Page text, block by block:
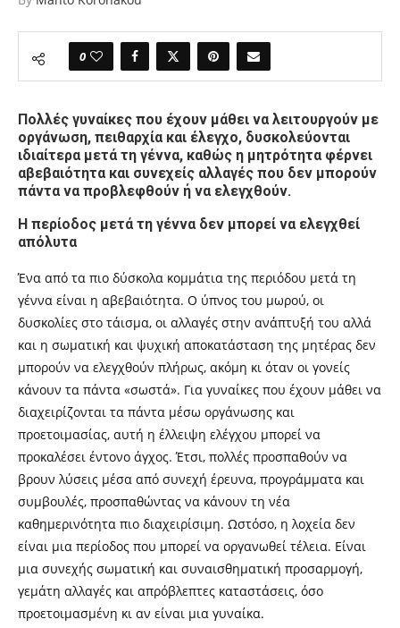
0
Πολλές γυναίκες που έχουν μάθει να λειτουργούν με
οργάνωση, πειθαρχία και έλεγχο, δυσκολεύονται
ιδιαίτερα μετά τη γέννα, καθώς η μητρότητα φέρνει
αβεβαιότητα και συνεχείς αλλαγές που δεν μπορούν
πάντα να προβλεφθούν ή να ελεγχθούν.
Η περίοδος μετά τη γέννα δεν μπορεί να ελεγχθεί
απόλυτα
Ένα από τα πιο δύσκολα κομμάτια της περιόδου μετά τη
γέννα είναι η αβεβαιότητα. Ο ύπνος του μωρού, οι
δυσκολίες στο τάισμα, οι αλλαγές στην ανάπτυξή του αλλά
και η σωματική και ψυχική αποκατάσταση της μητέρας δεν
μπορούν να ελεγχθούν πλήρως, ακόμη κι όταν οι γονείς
κάνουν τα πάντα «σωστά». Για γυναίκες που έχουν μάθει να
διαχειρίζονται τα πάντα μέσω οργάνωσης και
προετοιμασίας, αυτή η έλλειψη ελέγχου μπορεί να
προκαλέσει έντονο άγχος. Έτσι, πολλές προσπαθούν να
βρουν λύσεις μέσα από συνεχή έρευνα, προγράμματα και
συμβουλές, προσπαθώντας να κάνουν τη νέα
καθημερινότητα πιο διαχειρίσιμη. Ωστόσο, η λοχεία δεν
είναι μια περίοδος που μπορεί να οργανωθεί τέλεια. Είναι
μια συνεχής σωματική και συναισθηματική προσαρμογή,
γεμάτη αλλαγές και απρόβλεπτες καταστάσεις, όσο
προετοιμασμένη κι αν είναι μια γυναίκα.